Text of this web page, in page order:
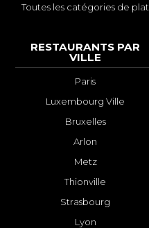
Toutes les catégories de plat
RESTAURANTS PAR
VILLE
Paris
Luxembourg Ville
Bruxelles
Arlon
Metz
Thionville
Strasbourg
Lyon